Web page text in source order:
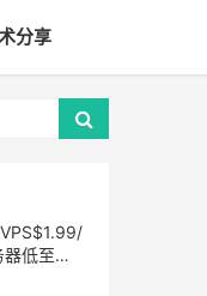
分享
VPS$1.99/
器低至